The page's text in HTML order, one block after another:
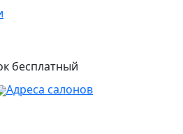
бесплатный
Адреса салонов